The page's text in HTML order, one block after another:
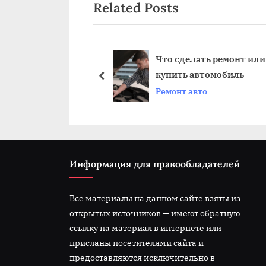
записям
v
i
s
:
Related Posts
Что такое
автомобиля виды
Ремонт авто
prev
Информация для правообладателей
Все материалы на данном сайте взяты из
открытых источников — имеют обратную
ссылку на материал в интернете или
присланы посетителями сайта и
предоставляются исключительно в